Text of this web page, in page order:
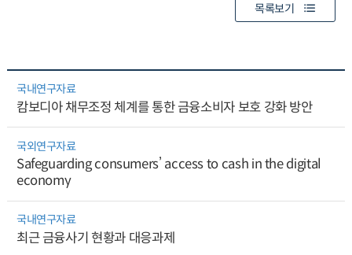
목록보기
국내연구자료
캄보디아 채무조정 체계를 통한 금융소비자 보호 강화 방안
국외연구자료
Safeguarding consumers’ access to cash in the digital
economy
국내연구자료
최근 금융사기 현황과 대응과제